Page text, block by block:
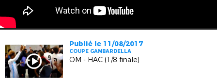
Publié le 11/08/2017
COUPE GAMBARDELLA
OM - HAC (1/8 finale)